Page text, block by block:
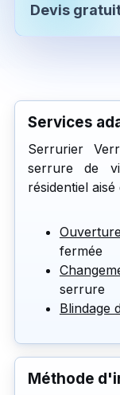
Devis gratuit
Services
Serrurier
serrure de
résidentiel
fermée
serrure
Blindage
Méthode